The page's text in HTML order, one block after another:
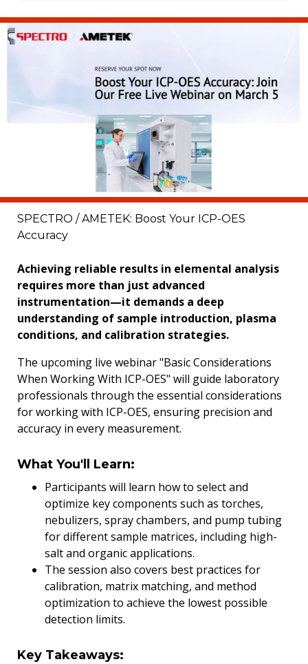
SPECTRO / AMETEK: Boost Your ICP-OES
Accuracy
Achieving reliable results in elemental analysis
requires more than just advanced
instrumentation—it demands a deep
understanding of sample introduction, plasma
conditions, and calibration strategies.
The upcoming live webinar "Basic Considerations
When Working With ICP-OES" will guide laboratory
professionals through the essential considerations
for working with ICP-OES, ensuring precision and
accuracy in every measurement.
What You'll Learn:
Participants will learn how to select and
optimize key components such as torches,
nebulizers, spray chambers, and pump tubing
for different sample matrices, including high-
salt and organic applications.
The session also covers best practices for
calibration, matrix matching, and method
optimization to achieve the lowest possible
detection limits.
Key Takeaways: